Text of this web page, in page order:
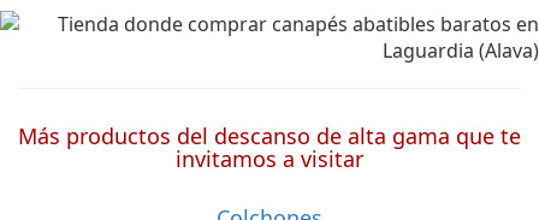
Más productos del descanso de alta gama que te
invitamos a visitar